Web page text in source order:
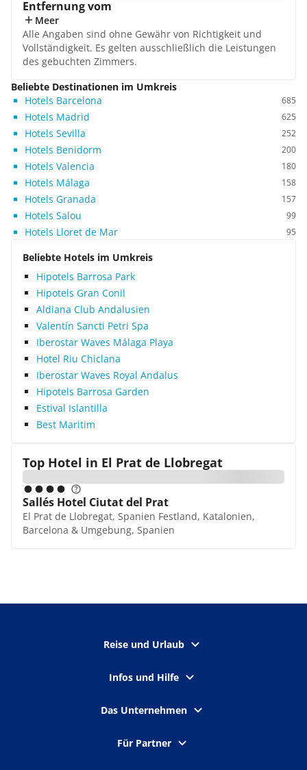
Entfernung vom
Meer
Alle Angaben sind ohne Gewähr von Richtigkeit und
Vollständigkeit. Es gelten ausschließlich die Leistungen
des gebuchten Zimmers.
Beliebte Destinationen im Umkreis
Hotels Barcelona
685
Hotels Madrid 625
Hotels Sevilla 252
Hotels Benidorm 200
Hotels Valencia 180
Hotels Málaga 158
Hotels Granada 157
Hotels Salou 99
Hotels Lloret de Mar 95
Beliebte Hotels im Umkreis
Hipotels Barrosa Park
Hipotels Gran Conil
Aldiana Club Andalusien
Valentín Sancti Petri Spa
Iberostar Waves Málaga Playa
Hotel Riu Chiclana
Iberostar Waves Royal Andalus
Hipotels Barrosa Garden
Estival Islantilla
Best Maritim
Top Hotel in El Prat de Llobregat
Sallés Hotel Ciutat del Prat
El Prat de Llobregat, Spanien Festland, Katalonien,
Barcelona & Umgebung, Spanien
Reise und Urlaub
Infos und Hilfe
Das Unternehmen
Für Partner